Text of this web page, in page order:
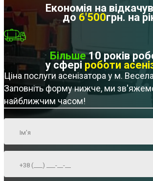
Економія на
до 6'500грн. на
Більше10 років
у сфері роботи
Ціна послуги асенізатора у м.
Заповніть форму нижче, ми
найближчим часом!